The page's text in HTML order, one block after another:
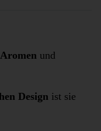
und
Design ist sie